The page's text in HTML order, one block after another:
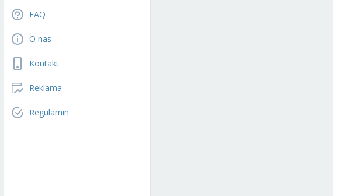
FAQ
O nas
Kontakt
Reklama
Regulamin